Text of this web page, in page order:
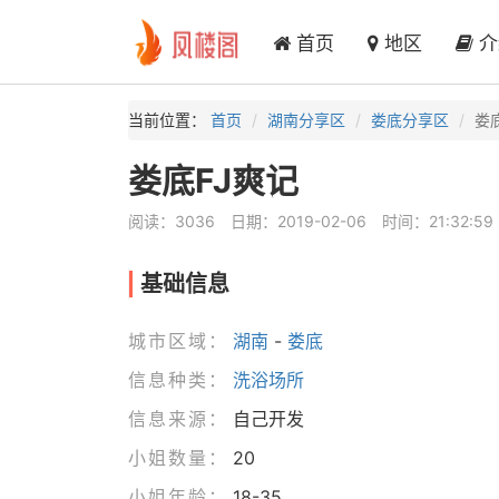
首页 地区 介
当前位置： 首页 湖南分享区 娄底分享区 娄
娄底FJ爽记
阅读：3036 日期：2019-02-06 时间：21:32:59
基础信息
城市区域： 湖南 - 娄底
信息种类：
洗浴场所
信息来源：
自己开发
小姐数量：
20